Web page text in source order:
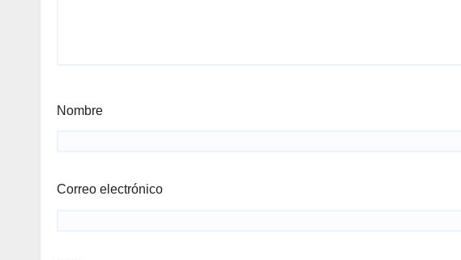
Nombre
Correo electrónico